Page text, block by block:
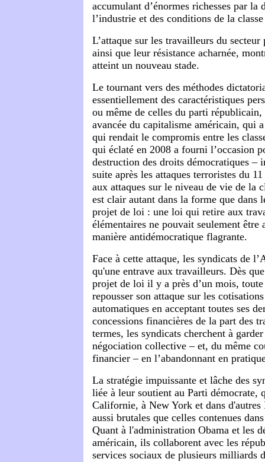
accumulant d’énormes richesses par la
l’industrie et des conditions de la
L’attaque sur les travailleurs du
ainsi que leur résistance acharnée,
atteint un nouveau stade.
Le tournant vers des méthodes
essentiellement des caractéristiques
ou même de celles du parti
avancée du capitalisme américain, qui
qui rendait le compromis entre les
qui éclaté en 2008 a fourni l’occasion
destruction des droits démocratiques –
suite après les attaques terroristes du
aux attaques sur le niveau de vie de la
est clair autant dans la forme que dans
projet de loi : une loi qui retire aux
élémentaires ne pouvait seulement être
manière antidémocratique flagrante.
Face à cette attaque, les syndicats de
qu'une entrave aux travailleurs. Dès
projet de loi il y a près d’un mois,
repousser son attaque sur les
automatiques en acceptant toutes ses
concessions financières de la part des
termes, les syndicats cherchent à
négociation collective – et, du même
financier – en l’abandonnant en
La stratégie impuissante et lâche des
liée à leur soutient au Parti démocrate,
Californie, à New York et dans d'autres
aussi brutales que celles contenues
Quant à l'administration Obama et les
américain, ils collaborent avec les
services sociaux de plusieurs milliards